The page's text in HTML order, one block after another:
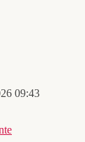
09:43